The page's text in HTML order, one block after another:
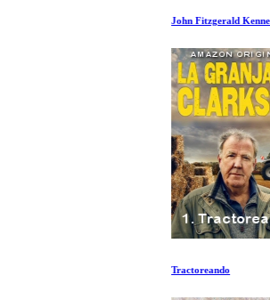
John Fitzgerald Kennedy: Al Borde